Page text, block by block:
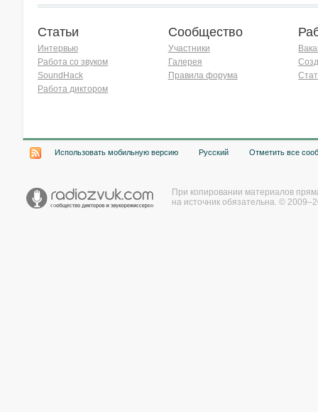
Статьи
Интервью
Работа со звуком
SoundHack
Работа диктором
Сообщество
Участники
Галерея
Правила форума
Использовать мобильную версию Русский Отметить все
При копировании материалов
на источник обязательна. ©